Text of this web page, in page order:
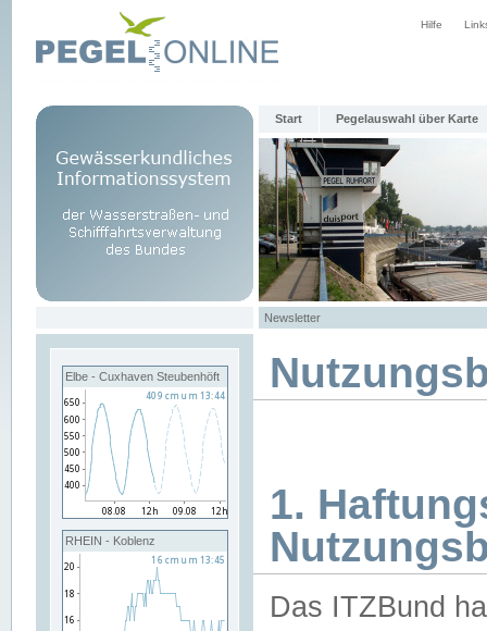
Hilfe
Start Pegelauswahl über Karte
Newsletter
Elbe - Cuxhaven Steubenhöft
RHEIN - Koblenz
1.
Das ITZBund